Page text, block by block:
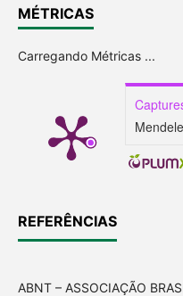
MÉTRICAS
Carregando Métricas ...
REFERÊNCIAS
ABNT – ASSOCIAÇÃO